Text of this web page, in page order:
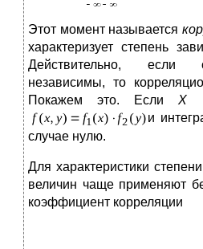
Этот момент называется
характеризует степень
Действительно, если
независимы, то
Покажем это. ЕслиX
и
случае нулю.
Для характеристики
величин чаще применяют
коэффициент корреляции